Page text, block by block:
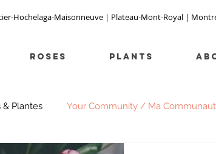
Hochelaga-Maisonneuve | Plateau-Mont-Royal |
Roses PLANTS
& Plantes Your Community / Ma